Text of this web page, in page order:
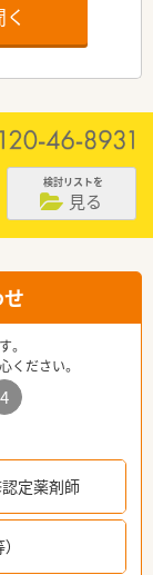
検討リストを
見る
。
ください。
4
定薬剤師